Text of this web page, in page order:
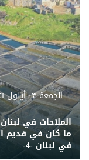
الجمعة ٠٣ أيلول ٢٠٢١
الملاحات في
ما كان في قديم
في لبنان -4-